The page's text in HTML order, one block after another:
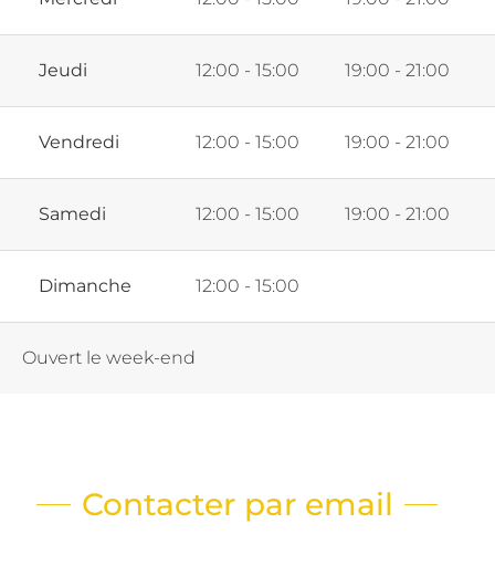
Jeudi 12:00 - 15:00 19:00 - 21:00
Vendredi 12:00 - 15:00 19:00 - 21:00
Samedi 12:00 - 15:00 19:00 - 21:00
Dimanche 12:00 - 15:00
Ouvert le week-end
Contacter par email